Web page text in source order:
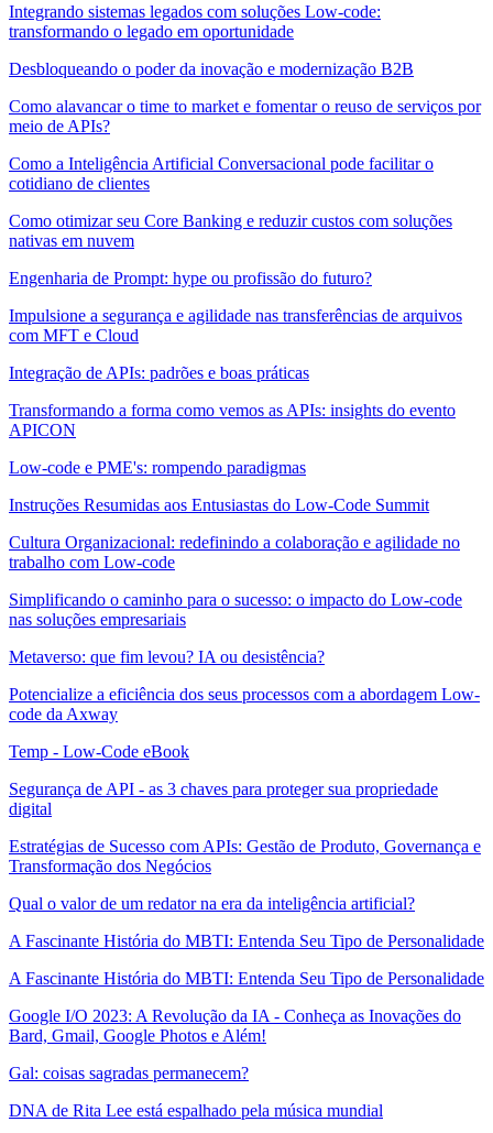
Integrando sistemas legados com soluções Low-code:
transformando o legado em oportunidade
Desbloqueando o poder da inovação e modernização B2B
Como alavancar o time to market e fomentar o reuso de serviços por
meio de APIs?
Como a Inteligência Artificial Conversacional pode facilitar o
cotidiano de clientes
Como otimizar seu Core Banking e reduzir custos com soluções
nativas em nuvem
Engenharia de Prompt: hype ou profissão do futuro?
Impulsione a segurança e agilidade nas transferências de arquivos
com MFT e Cloud
Integração de APIs: padrões e boas práticas
Transformando a forma como vemos as APIs: insights do evento
APICON
Low-code e PME's: rompendo paradigmas
Instruções Resumidas aos Entusiastas do Low-Code Summit
Cultura Organizacional: redefinindo a colaboração e agilidade no
trabalho com Low-code
Simplificando o caminho para o sucesso: o impacto do Low-code
nas soluções empresariais
Metaverso: que fim levou? IA ou desistência?
Potencialize a eficiência dos seus processos com a abordagem Low-
code da Axway
Temp - Low-Code eBook
Segurança de API - as 3 chaves para proteger sua propriedade
digital
Estratégias de Sucesso com APIs: Gestão de Produto, Governança e
Transformação dos Negócios
Qual o valor de um redator na era da inteligência artificial?
A Fascinante História do MBTI: Entenda Seu Tipo de Personalidade
A Fascinante História do MBTI: Entenda Seu Tipo de Personalidade
Google I/O 2023: A Revolução da IA - Conheça as Inovações do
Bard, Gmail, Google Photos e Além!
Gal: coisas sagradas permanecem?
DNA de Rita Lee está espalhado pela música mundial